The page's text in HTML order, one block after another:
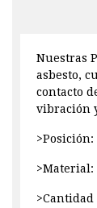
Nuestras
asbesto,
contacto
vibración
>Material: